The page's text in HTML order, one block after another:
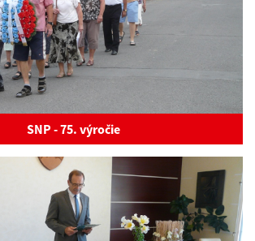
SNP - 75. výročie